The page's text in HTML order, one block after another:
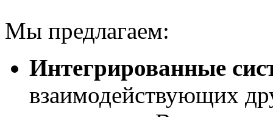
Мы предлагаем:
Интегрированные
взаимодействующих